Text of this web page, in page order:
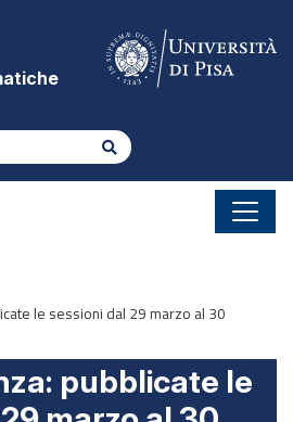
Cerca
le sessioni dal 29 marzo al 30
pubblicate le